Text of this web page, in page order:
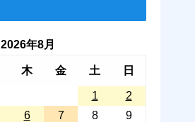
2026年8月
木 金 土 日
1
2
6 7 8 9